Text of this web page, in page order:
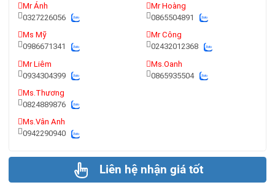
Mr Ánh
0327226056
Ms Mỹ
0986671341
Mr Liêm
0934304399
Ms.Thương
0824889876
Ms.Vân Anh
0942290940
Mr Hoàng
0865504891
Mr Công
02432012368
Ms.Oanh
0865935504
Liên hệ nhận giá tốt